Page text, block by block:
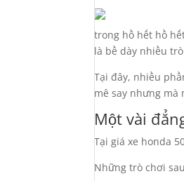
trong hồ hết hồ
là bề dày nhiều
Tại đây, nhiều
mê say nhưng
Một vài
Tại giá xe honda
Những trò chơi